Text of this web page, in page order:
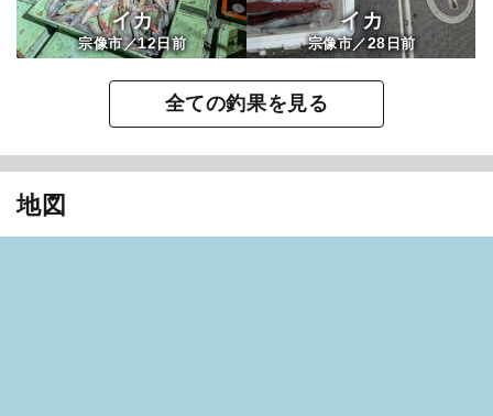
イカ
宗像市／12日前
イカ
宗像市／28日前
全ての釣果を見る
地図